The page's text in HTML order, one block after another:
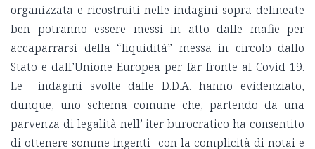
organizzata e ricostruiti nelle indagini sopra delineate
ben potranno essere messi in atto dalle mafie per
accaparrarsi della “liquidità” messa in circolo dallo
Stato e dall’Unione Europea per far fronte al Covid 19.
Le indagini svolte dalle D.D.A. hanno evidenziato,
dunque, uno schema comune che, partendo da una
parvenza di legalità nell’ iter burocratico ha consentito
di ottenere somme ingenti con la complicità di notai e